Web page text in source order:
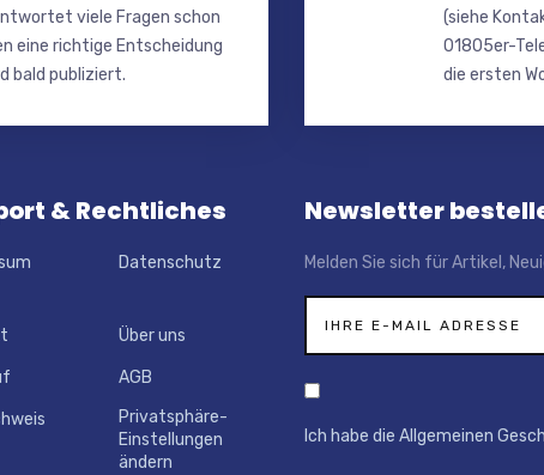
viele Fragen schon
eine richtige Entscheidung
bald publiziert.
(siehe
01805er-
die ersten
& Rechtliches
Datenschutz
Über uns
AGB
Privatsphäre-
Einstellungen
ändern
Newsletter
Melden Sie sich für Artikel,
Ich habe die Allgemeinen